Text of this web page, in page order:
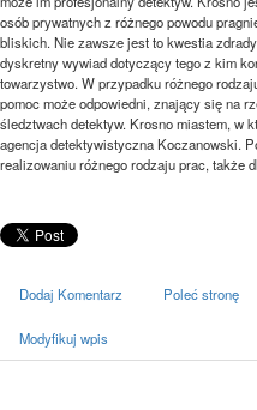
osób prywatnych z różnego powodu
bliskich. Nie zawsze jest to kwestia
dyskretny wywiad dotyczący tego z kim
towarzystwo. W przypadku różnego
pomoc może odpowiedni, znający się na
śledztwach detektyw. Krosno miastem, w
agencja detektywistyczna Koczanowski.
realizowaniu różnego rodzaju prac, także
Dodaj Komentarz Poleć stronę
Modyfikuj wpis